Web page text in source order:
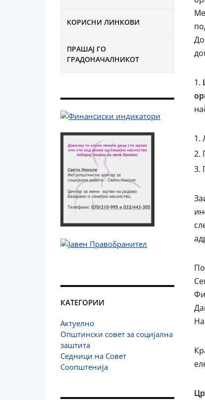
КОРИСНИ ЛИНКОВИ
ПРАШАЈ ГО
ГРАДОНАЧАЛНИКОТ
КАТЕГОРИИ
Актуелно
Општински совет за социјална
заштита
Седници на Совет
Соопштенија